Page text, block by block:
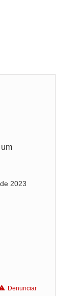
2023
Denunciar